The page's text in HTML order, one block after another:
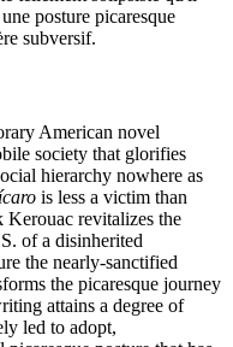
posture picaresque
subversif.
American novel
society that glorifies
hierarchy nowhere as
is less a victim than
revitalizes the
of a disinherited
the nearly-sanctified
the picaresque journey
attains a degree of
led to adopt,